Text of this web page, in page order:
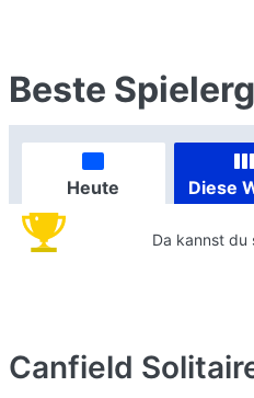
Beste
Heute Diese
Da kannst du
Canfield